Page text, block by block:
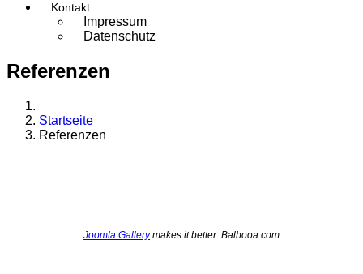
Kontakt
Impressum
Datenschutz
Referenzen
Startseite
Referenzen
Joomla Gallerymakes it better. Balbooa.com